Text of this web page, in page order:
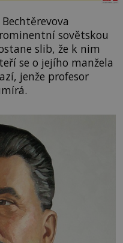
sovětskou
slib, že k nim
se o jejího manžela
jenže profesor